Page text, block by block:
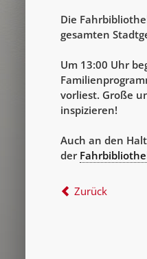
Die
gesamten
Um 13:00 Uhr
vorliest. Große
inspizieren!
Auch an den
der
Zurück